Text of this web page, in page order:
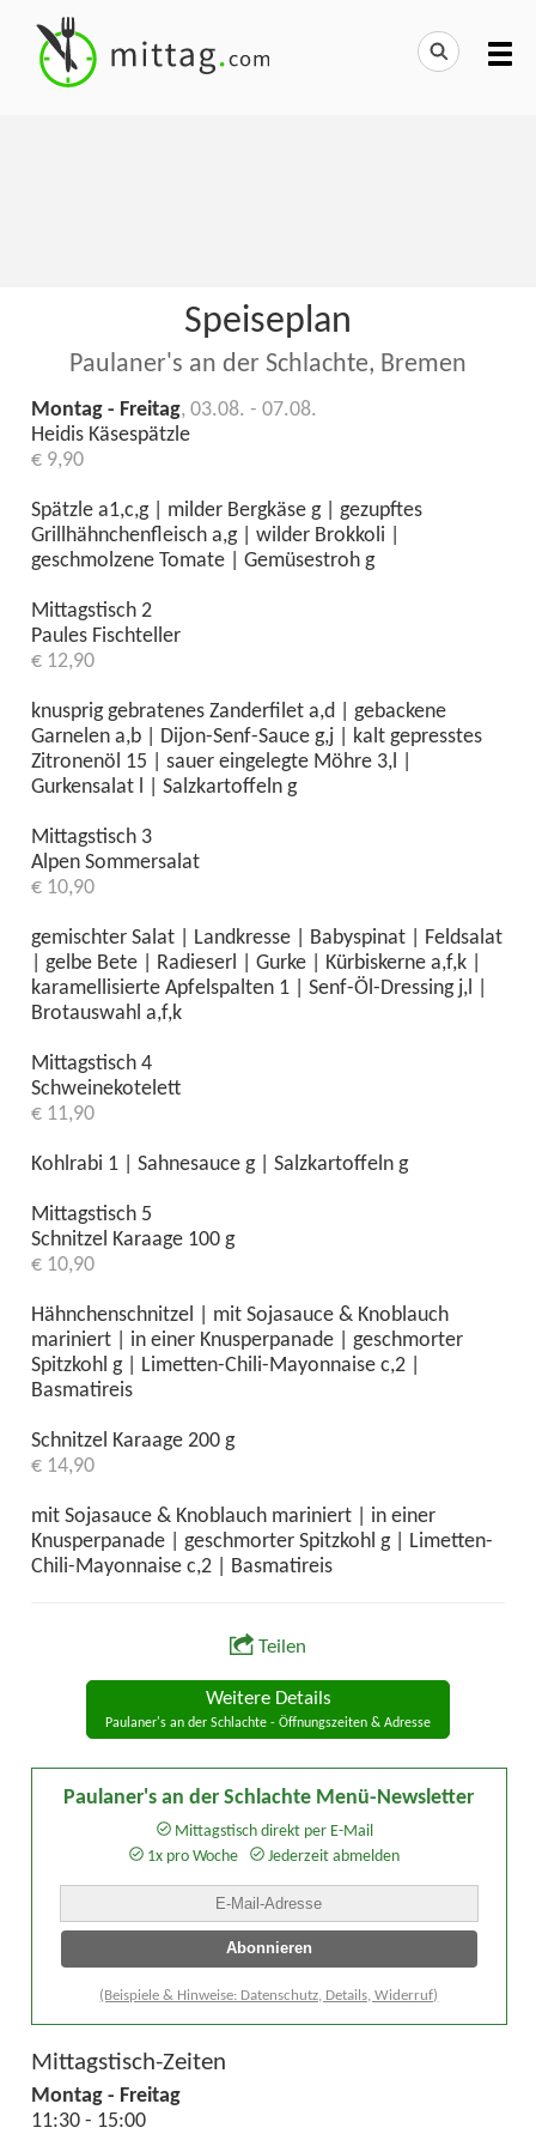
Speiseplan
Paulaner's an der Schlachte, Bremen
Montag - Freitag, 03.08. - 07.08.
Heidis Käsespätzle
€ 9,90
Spätzle a1,c,g | milder Bergkäse g | gezupftes
Grillhähnchenfleisch a,g | wilder Brokkoli |
geschmolzene Tomate | Gemüsestroh g
Mittagstisch 2
Paules Fischteller
€ 12,90
knusprig gebratenes Zanderfilet a,d | gebackene
Garnelen a,b | Dijon-Senf-Sauce g,j | kalt gepresstes
Zitronenöl 15 | sauer eingelegte Möhre 3,l |
Gurkensalat l | Salzkartoffeln g
Mittagstisch 3
Alpen Sommersalat
€ 10,90
gemischter Salat | Landkresse | Babyspinat | Feldsalat
| gelbe Bete | Radieserl | Gurke | Kürbiskerne a,f,k |
karamellisierte Apfelspalten 1 | Senf-Öl-Dressing j,l |
Brotauswahl a,f,k
Mittagstisch 4
Schweinekotelett
€ 11,90
Kohlrabi 1 | Sahnesauce g | Salzkartoffeln g
Mittagstisch 5
Schnitzel Karaage 100 g
€ 10,90
Hähnchenschnitzel | mit Sojasauce & Knoblauch
mariniert | in einer Knusperpanade | geschmorter
Spitzkohl g | Limetten-Chili-Mayonnaise c,2 |
Basmatireis
Schnitzel Karaage 200 g
€ 14,90
mit Sojasauce & Knoblauch mariniert | in einer
Knusperpanade | geschmorter Spitzkohl g | Limetten-
Chili-Mayonnaise c,2 | Basmatireis
Teilen
Weitere Details
Paulaner's an der Schlachte - Öffnungszeiten & Adresse
Paulaner's an der Schlachte Menü-Newsletter
Mittagstisch direkt per E-Mail
1x pro Woche
Jederzeit abmelden
(Beispiele & Hinweise: Datenschutz, Details, Widerruf)
Mittagstisch-Zeiten
Montag - Freitag
11:30 - 15:00